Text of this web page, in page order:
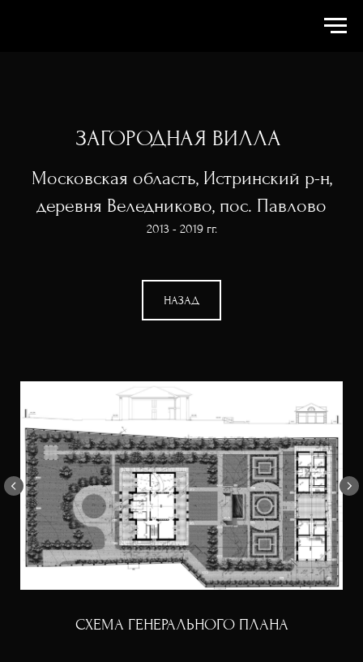
ЗАГОРОДНАЯ ВИЛЛА
Московская область, Истринский р-н,
деревня Веледниково, пос. Павлово
2013 - 2019 гг.
НАЗАД
СХЕМА ГЕНЕРАЛЬНОГО ПЛАНА